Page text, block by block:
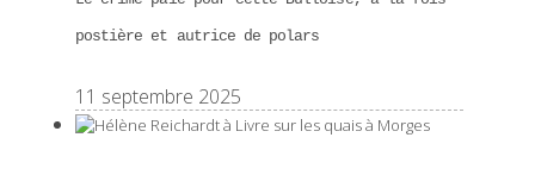
postière et autrice de polars
11 septembre 2025